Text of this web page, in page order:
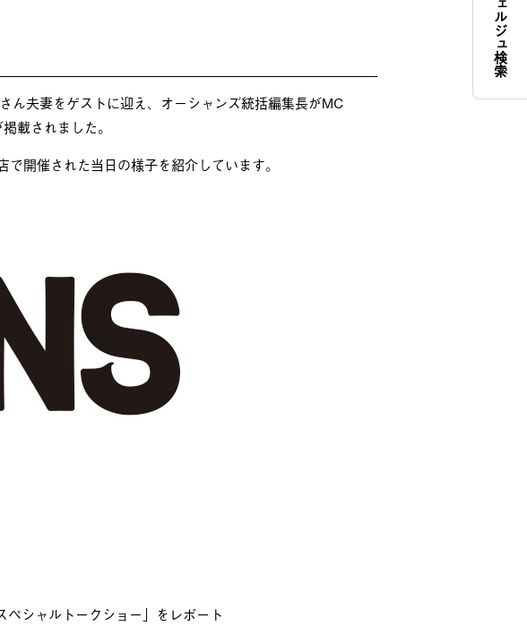
ん夫妻をゲストに迎え、オーシャンズ統括編集長がMC
載されました。
開催された当日の様子を紹介しています。
シャルトークショー」をレポート